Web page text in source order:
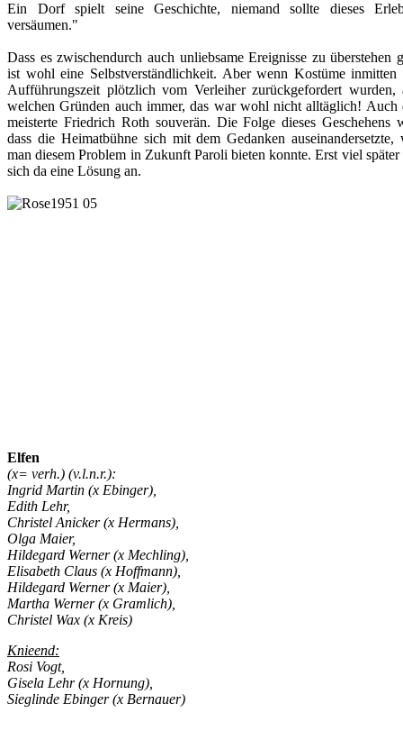
Ein Dorf spielt seine Geschichte, niemand sollte dieses
versäumen."
Dass es zwischendurch auch unliebsame Ereignisse zu überstehen
ist wohl eine Selbstverständlichkeit. Aber wenn Kostüme inmitten
Aufführungszeit plötzlich vom Verleiher zurückgefordert wurden,
welchen Gründen auch immer, das war wohl nicht alltäglich! Auch
meisterte Friedrich Roth souverän. Die Folge dieses Geschehens
dass die Heimatbühne sich mit dem Gedanken auseinandersetzte,
man diesem Problem in Zukunft Paroli bieten konnte. Erst viel später
sich da eine Lösung an.
Elfen
(x= verh.) (v.l.n.r.):
Ingrid Martin (x Ebinger),
Edith Lehr,
Christel Anicker (x Hermans),
Olga Maier,
Hildegard Werner (x Mechling),
Elisabeth Claus (x Hoffmann),
Hildegard Werner (x Maier),
Martha Werner (x Gramlich),
Christel Wax (x Kreis)
Knieend:
Rosi Vogt,
Gisela Lehr (x Hornung),
Sieglinde Ebinger (x Bernauer)